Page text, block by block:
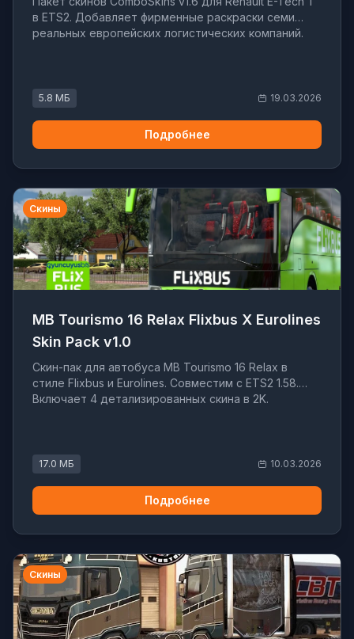
в ETS2. Добавляет фирменные раскраски семи
реальных европейских логистических компаний.
5.8 МБ 19.03.2026
Подробнее
Скины
MB Tourismo 16 Relax Flixbus X Eurolines
Skin Pack v1.0
Скин-пак для автобуса MB Tourismo 16 Relax в
стиле Flixbus и Eurolines. Совместим с ETS2 1.58.
Включает 4 детализированных скина в 2K.
17.0 МБ 10.03.2026
Подробнее
Скины